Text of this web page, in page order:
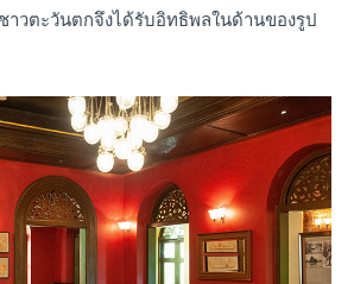
าวตะวันตกจึงได้รับอิทธิพลในด้านของรูป